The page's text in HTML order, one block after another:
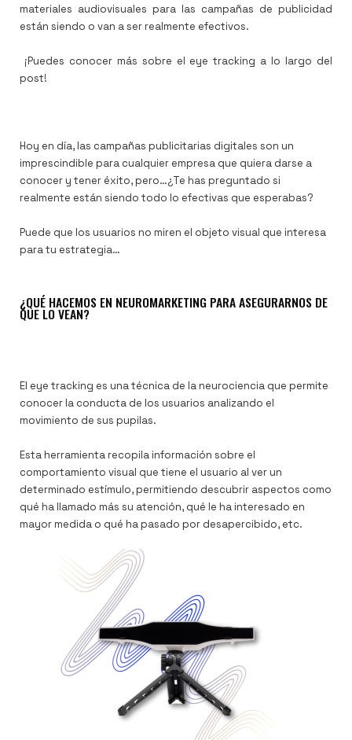
materiales audiovisuales para las campañas de publicidad
están siendo o van a ser realmente efectivos.
¡Puedes conocer más sobre el eye tracking a lo largo del
post!
Hoy en día, las campañas publicitarias digitales son un
imprescindible para cualquier empresa que quiera darse a
conocer y tener éxito, pero…¿Te has preguntado si
realmente están siendo todo lo efectivas que esperabas?
Puede que los usuarios no miren el objeto visual que interesa
para tu estrategia…
¿QUÉ HACEMOS EN NEUROMARKETING PARA ASEGURARNOS DE
QUE LO VEAN?
El eye tracking es una técnica de la neurociencia que permite
conocer la conducta de los usuarios analizando el
movimiento de sus pupilas.
Esta herramienta recopila información sobre el
comportamiento visual que tiene el usuario al ver un
determinado estímulo, permitiendo descubrir aspectos como
qué ha llamado más su atención, qué le ha interesado en
mayor medida o qué ha pasado por desapercibido, etc.